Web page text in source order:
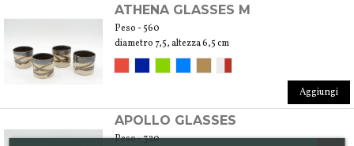
ATHENA GLASSES M
Peso - 560
diametro 7,5, altezza 6,5 cm
Aggiungi
APOLLO GLASSES
Peso - 320